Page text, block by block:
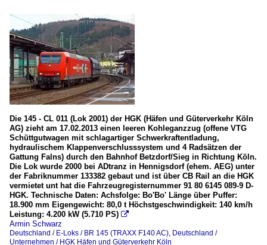
Die 145 - CL 011 (Lok 2001) der HGK (Häfen und Güterverkehr Köln
AG) zieht am 17.02.2013 einen leeren Kohleganzzug (offene VTG
Schüttgutwagen mit schlagartiger Schwerkraftentladung,
hydraulischem Klappenverschlusssystem und 4 Radsätzen der
Gattung Falns) durch den Bahnhof Betzdorf/Sieg in Richtung Köln.
Die Lok wurde 2000 bei ADtranz in Hennigsdorf (ehem. AEG) unter
der Fabriknummer 133382 gebaut und ist über CB Rail an die HGK
vermietet unt hat die Fahrzeugregisternummer 91 80 6145 089-9 D-
HGK. Technische Daten: Achsfolge: Bo'Bo' Länge über Puffer:
18.900 mm Eigengewicht: 80,0 t Höchstgeschwindigkeit: 140 km/h
Leistung: 4.200 kW (5.710 PS) 
Armin Schwarz
Deutschland / E-Loks / BR 145 (TRAXX F140 AC), Deutschland /
Unternehmen / HGK Häfen und Güterverkehr Köln